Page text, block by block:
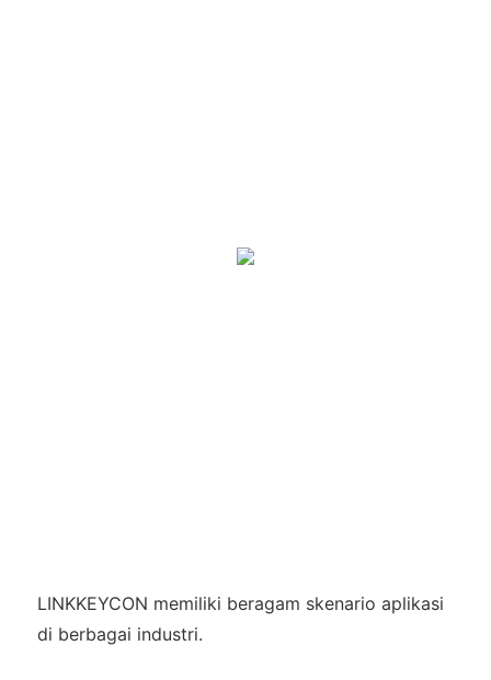
LINKKEYCON memiliki beragam skenario aplikasi
di berbagai industri.